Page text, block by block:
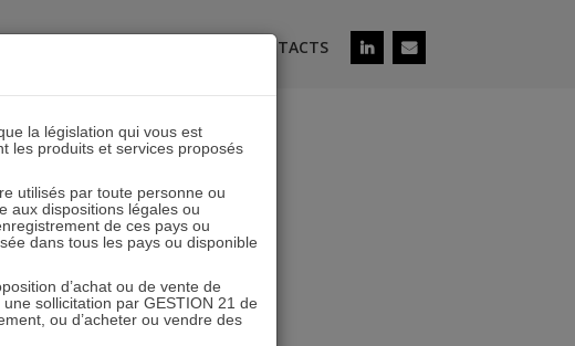
CONTACTS
AC 2301
la législation qui vous est
les produits et services proposés
utilisés par toute personne ou
aux dispositions légales ou
de ces pays ou
dans tous les pays ou disponible
d’achat ou de vente de
sollicitation par GESTION 21 de
ou d’acheter ou vendre des